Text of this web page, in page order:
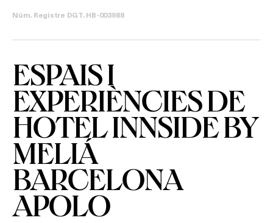
Núm. Registre DGT. HB-003988
ESPAIS I
EXPERIÈNCIES DE
HOTEL INNSIDE BY
MELIÁ
BARCELONA
APOLO